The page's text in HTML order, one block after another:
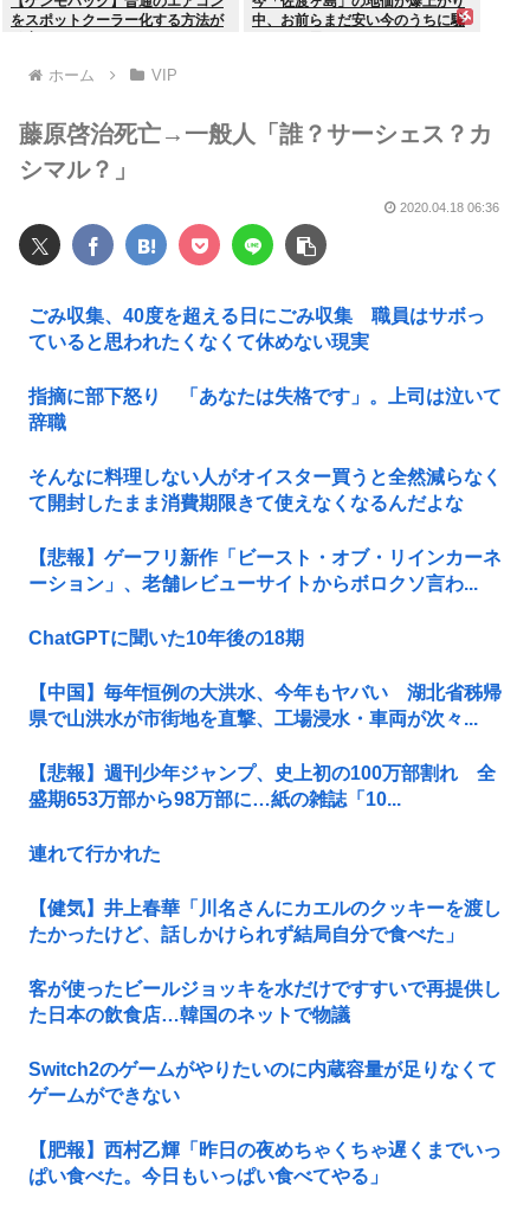
をスポットクーラー化する方法が
中、お前らまだ安い今のうちに騙
ホーム VIP
藤原啓治死亡→一般人「誰？サーシェス？カ
シマル？」
2020.04.18 06:36
ごみ収集、40度を超える日にごみ収集 職員はサボっ
ていると思われたくなくて休めない現実
指摘に部下怒り 「あなたは失格です」。上司は泣いて
辞職
そんなに料理しない人がオイスター買うと全然減らなく
て開封したまま消費期限きて使えなくなるんだよな
【悲報】ゲーフリ新作「ビースト・オブ・リインカーネ
ーション」、老舗レビューサイトからボロクソ言わ...
ChatGPTに聞いた10年後の18期
【中国】毎年恒例の大洪水、今年もヤバい 湖北省秭帰
県で山洪水が市街地を直撃、工場浸水・車両が次々...
【悲報】週刊少年ジャンプ、史上初の100万部割れ 全
盛期653万部から98万部に…紙の雑誌「10...
連れて行かれた
【健気】井上春華「川名さんにカエルのクッキーを渡し
たかったけど、話しかけられず結局自分で食べた」
客が使ったビールジョッキを水だけですすいで再提供し
た日本の飲食店…韓国のネットで物議
Switch2のゲームがやりたいのに内蔵容量が足りなくて
ゲームができない
【肥報】西村乙輝「昨日の夜めちゃくちゃ遅くまでいっ
ぱい食べた。今日もいっぱい食べてやる」